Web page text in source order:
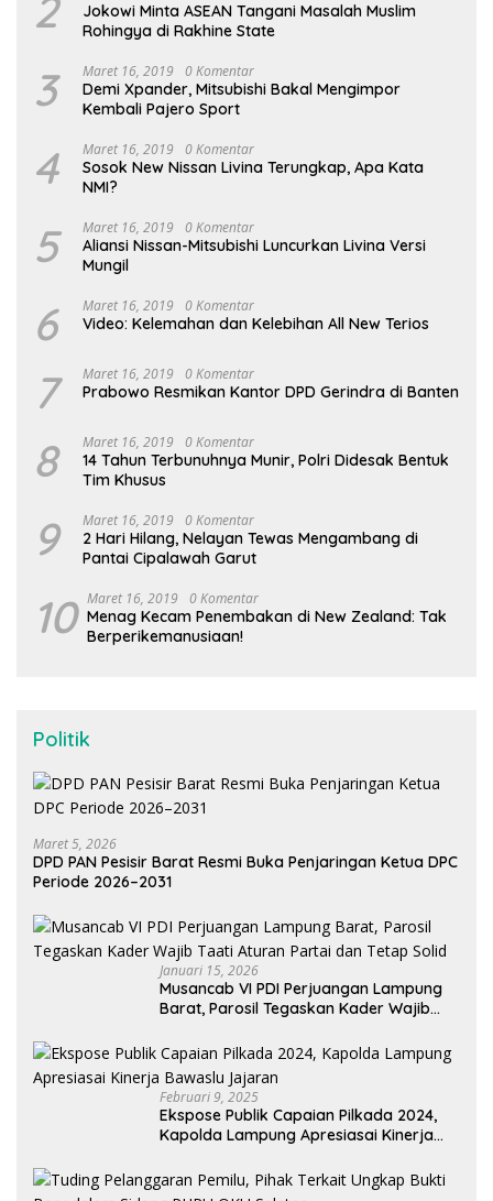
2
Jokowi Minta ASEAN Tangani Masalah Muslim
Rohingya di Rakhine State
3 Maret 16, 2019 0 Komentar
Demi Xpander, Mitsubishi Bakal Mengimpor
Kembali Pajero Sport
4 Maret 16, 2019 0 Komentar
Sosok New Nissan Livina Terungkap, Apa Kata
NMI?
5 Maret 16, 2019 0 Komentar
Aliansi Nissan-Mitsubishi Luncurkan Livina Versi
Mungil
6 Maret 16, 2019 0 Komentar
Video: Kelemahan dan Kelebihan All New Terios
7 Maret 16, 2019 0 Komentar
Prabowo Resmikan Kantor DPD Gerindra di Banten
8 Maret 16, 2019 0 Komentar
14 Tahun Terbunuhnya Munir, Polri Didesak Bentuk
Tim Khusus
9 Maret 16, 2019 0 Komentar
2 Hari Hilang, Nelayan Tewas Mengambang di
Pantai Cipalawah Garut
10 Maret 16, 2019 0 Komentar
Menag Kecam Penembakan di New Zealand: Tak
Berperikemanusiaan!
Politik
Maret 5, 2026
DPD PAN Pesisir Barat Resmi Buka Penjaringan Ketua DPC
Periode 2026–2031
Januari 15, 2026
Musancab VI PDI Perjuangan Lampung
Barat, Parosil Tegaskan Kader Wajib
Februari 9, 2025
Ekspose Publik Capaian Pilkada 2024,
Kapolda Lampung Apresiasai Kinerja